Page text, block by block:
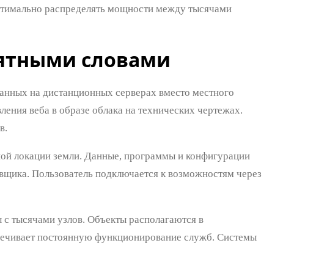
распределять мощности между тысячами
словами
на дистанционных серверах вместо местного
веба в образе облака на технических чертежах.
локации земли. Данные, программы и конфигурации
Пользователь подключается к возможностям через
тысячами узлов. Объекты располагаются в
постоянную функционирование служб. Системы